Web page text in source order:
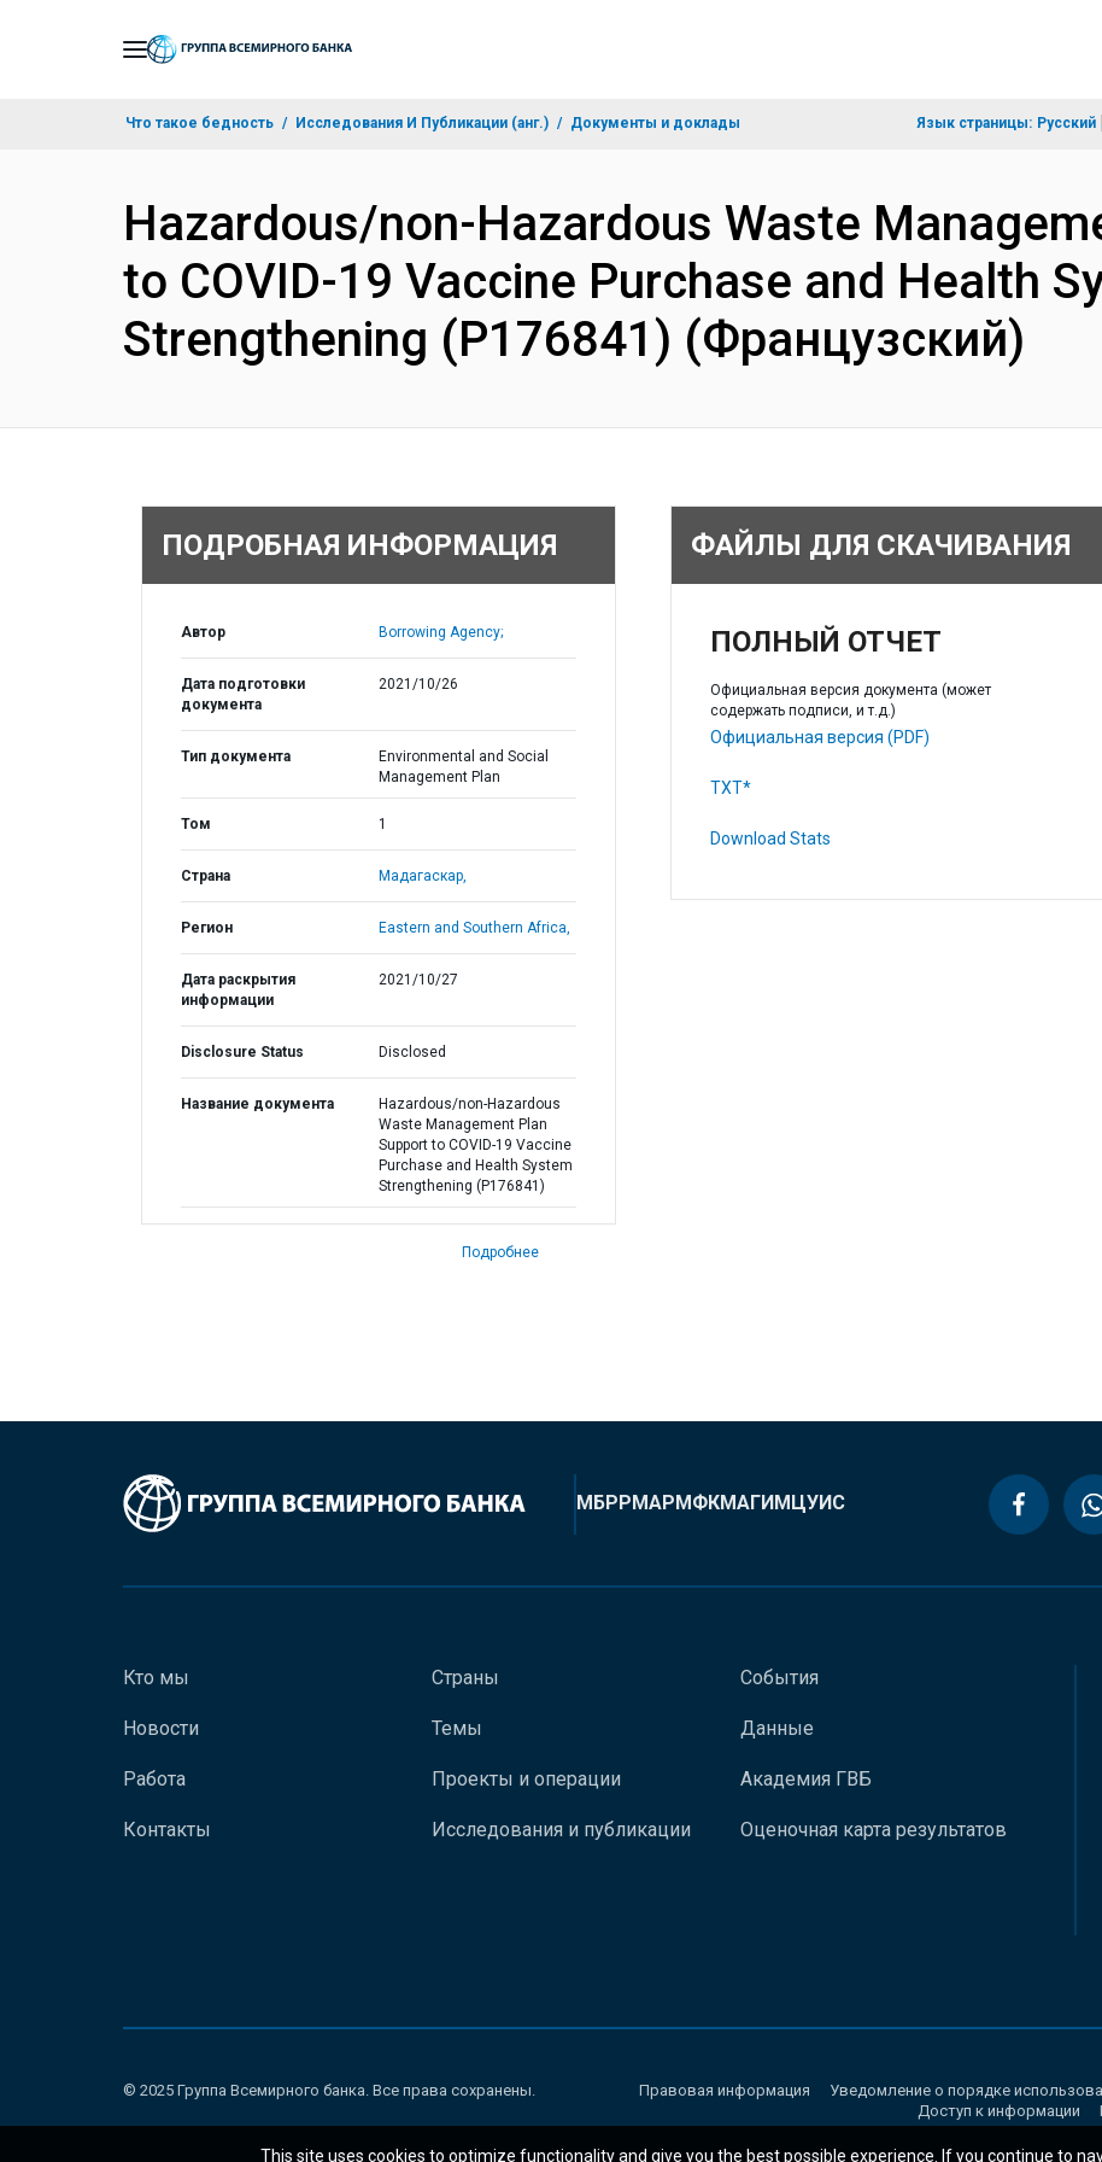
Что такое бедность Исследования И Публикации (анг.) Документы и доклады Язык страницы: Русский
Hazardous/non-Hazardous Waste
to COVID-19 Vaccine Purchase and Health
Strengthening (P176841) (Французский)
ПОДРОБНАЯ ИНФОРМАЦИЯ
Автор Borrowing Agency;
Дата подготовки
документа
2021/10/26
Тип документа
Environmental and Social
Management Plan
Том 1
Страна Мадагаскар,
Регион Eastern and Southern Africa,
Дата раскрытия
информации
2021/10/27
Disclosure Status Disclosed
Название документа
Hazardous/non-Hazardous
Waste Management Plan
Support to COVID-19 Vaccine
Purchase and Health System
Strengthening (P176841)
Подробнее
ФАЙЛЫ ДЛЯ СКАЧИВАНИЯ
ПОЛНЫЙ ОТЧЕТ
Официальная версия документа (может
содержать подписи, и т.д.)
Официальная версия (PDF)
TXT*
Download Stats
МБРРМАРМФКМАГИМЦУИС
Кто мы
Новости
Работа
Контакты
Страны
Темы
Проекты и операции
Исследования и публикации
События
Данные
Академия ГВБ
Оценочная карта результатов
© 2025 Группа Всемирного банка. Все права сохранены. Правовая информация Уведомление о порядке
Доступ к информации
This site uses cookies to optimize functionality and give you the best possible experience. If you continue to